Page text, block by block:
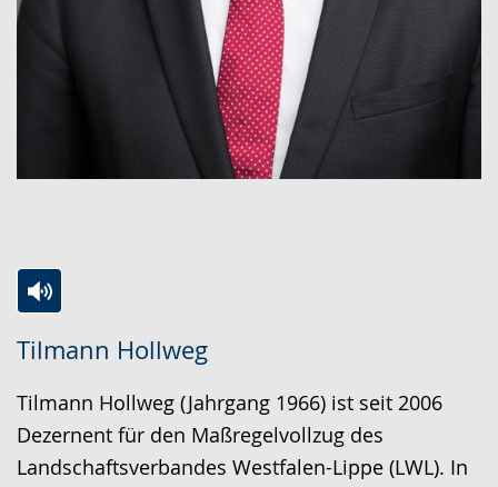
Tilmann Hollweg
Leichten
Sprache
wechseln.
Audio-
Unterstützung.
Video
in
Deutscher
Gebärdensprache
Tilmann Hollweg (Jahrgang 1966) ist seit 2006
Dezernent für den Maßregelvollzug des
Landschaftsverbandes Westfalen-Lippe (LWL). In